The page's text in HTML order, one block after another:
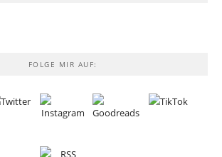
FOLGE MIR AUF: